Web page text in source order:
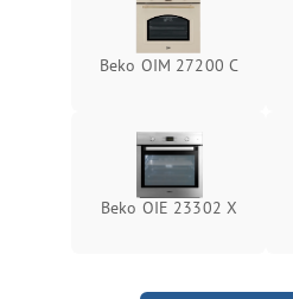
Beko OIM 27200 C
Beko OIE 23302 X